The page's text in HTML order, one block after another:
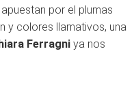
apuestan por el plumas
y colores llamativos, una
Ferragni ya nos